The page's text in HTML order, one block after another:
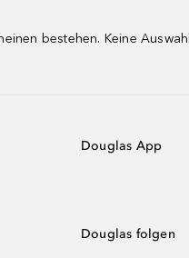
bestehen. Keine
Douglas App
Douglas folgen